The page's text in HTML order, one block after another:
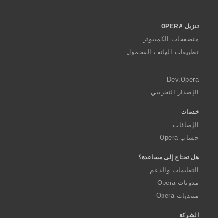
w
O
a
تنزيل OPERA
متصفحات الكمبيوتر
تطبيقات الهاتف المحمول
Dev.Opera
الإصدار التجريبي
خدمات
الإضافات
حساب Opera
هل تحتاج إلى مساعدة؟
التعليمات والدعم
مدونات Opera
منتديات Opera
الشركة